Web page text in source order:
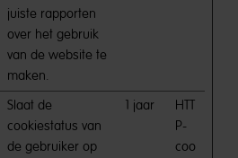
juiste rapporten
over het gebruik
van de website te
maken.
Slaat de
cookiestatus van
de gebruiker op
1 jaar
HTT
P-
coo